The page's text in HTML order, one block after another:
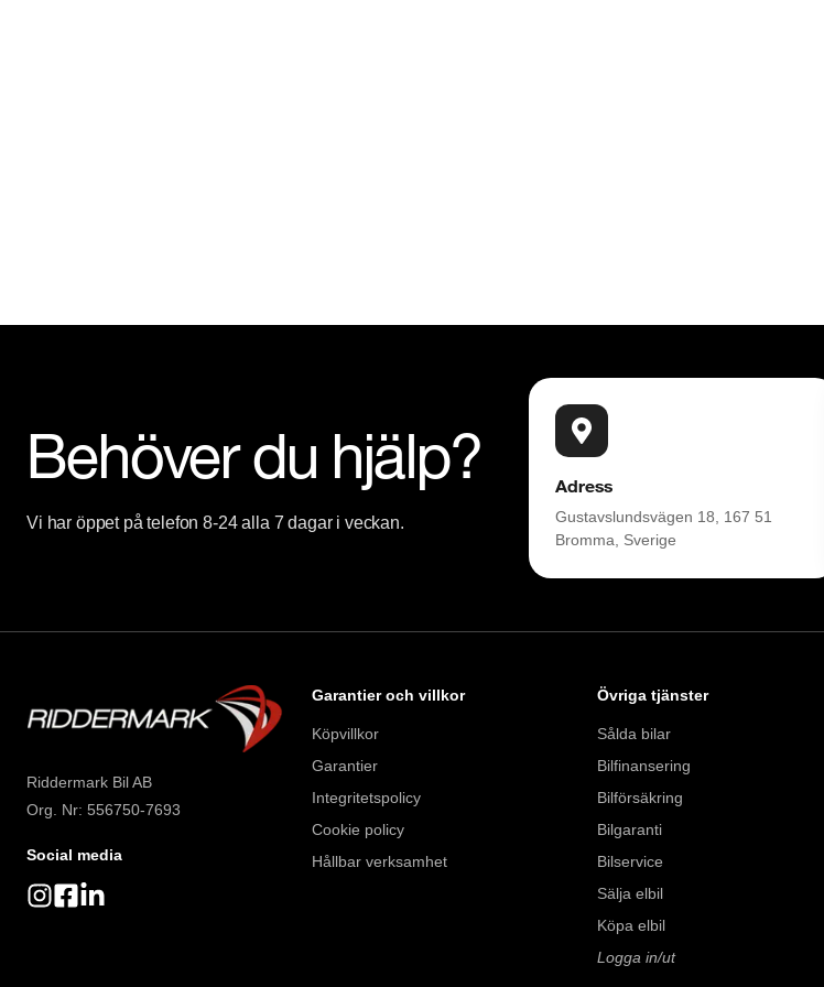
Behöver du hjälp?
Vi har öppet på telefon 8-24 alla 7 dagar i veckan.
Adress
Gustavslundsvägen 18, 167 51
Bromma, Sverige
Riddermark Bil AB
Org. Nr: 556750-7693
Social media
Garantier och villkor
Köpvillkor
Garantier
Integritetspolicy
Cookie policy
Hållbar verksamhet
Övriga tjänster
Sålda bilar
Bilfinansering
Bilförsäkring
Bilgaranti
Bilservice
Sälja elbil
Köpa elbil
Logga in/ut